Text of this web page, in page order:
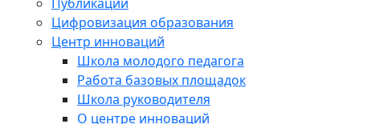
Публикации
Цифровизация образования
Центр инноваций
Школа молодого педагога
Работа базовых площадок
Школа руководителя
О центре инноваций